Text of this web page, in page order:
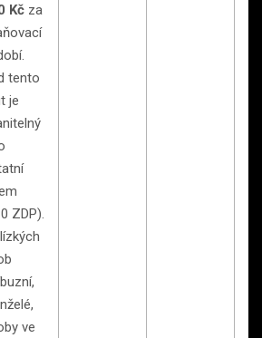
Kč za
tento
je
ZDP).
ve